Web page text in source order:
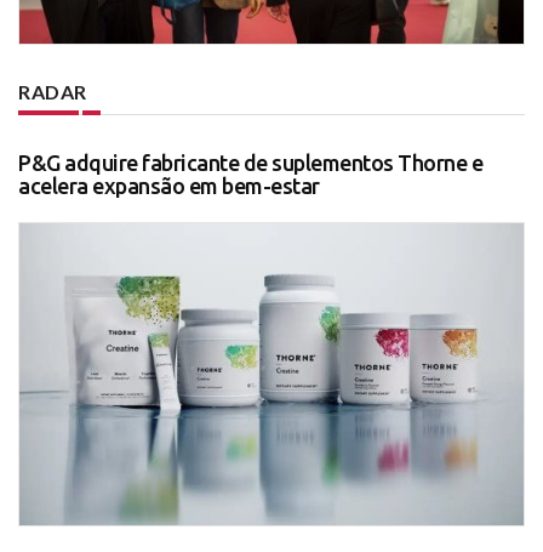
RADAR
P&G adquire fabricante de suplementos Thorne e
acelera expansão em bem-estar